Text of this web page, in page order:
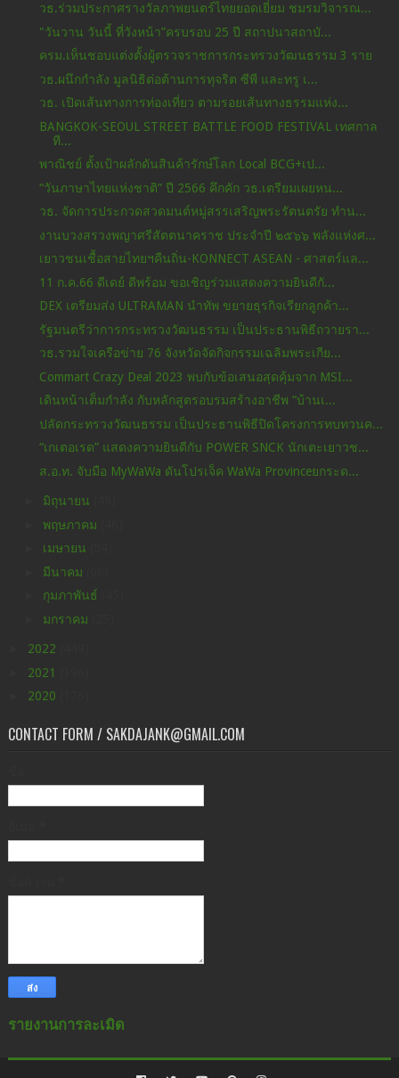
วธ.ร่วมประกาศรางวัลภาพยนตร์ไทยยอดเยี่ยม ชมรมวิจารณ...
"วันวาน วันนี้ ที่วังหน้า”ครบรอบ 25 ปี สถาปนาสถาบั...
ครม.เห็นชอบแต่งตั้งผู้ตรวจราชการกระทรวงวัฒนธรรม 3 ราย
วธ.ผนึกกำลัง มูลนิธิต่อต้านการทุจริต ซีพี และทรู เ...
วธ. เปิดเส้นทางการท่องเที่ยว ตามรอยเส้นทางธรรมแห่ง...
BANGKOK-SEOUL STREET BATTLE FOOD FESTIVAL เทศกาล
ที...
พาณิชย์ ตั้งเป้าผลักดันสินค้ารักษ์โลก Local BCG+เป...
“วันภาษาไทยแห่งชาติ” ปี 2566 คึกคัก วธ.เตรียมเผยหน...
วธ. จัดการประกวดสวดมนต์หมู่สรรเสริญพระรัตนตรัย ทำน...
งานบวงสรวงพญาศรีสัตตนาคราช ประจำปี ๒๕๖๖ พลังแห่งศ...
เยาวชนเชื้อสายไทยฯคืนถิ่น-KONNECT ASEAN - ศาสตร์แล...
11 ก.ค.66 ดีเดย์ ดีพร้อม ขอเชิญร่วมแสดงความยินดีกั...
DEX เตรียมส่ง ULTRAMAN นำทัพ ขยายธุรกิจเรียกลูกค้า...
รัฐมนตรีว่าการกระทรวงวัฒนธรรม เป็นประธานพิธีถวายรา...
วธ.รวมใจเครือข่าย 76 จังหวัดจัดกิจกรรมเฉลิมพระเกีย...
Commart Crazy Deal 2023 พบกับข้อเสนอสุดคุ้มจาก MSI...
เดินหน้าเต็มกำลัง กับหลักสูตรอบรมสร้างอาชีพ “บ้านเ...
ปลัดกระทรวงวัฒนธรรม เป็นประธานพิธีปิดโครงการทบทวนค...
“เกเตอเรด” แสดงความยินดีกับ POWER SNCK นักเตะเยาวช...
ส.อ.ท. จับมือ MyWaWa ดันโปรเจ็ค WaWa Provinceยกระด...
มิถุนายน
พฤษภาคม
เมษายน
มีนาคม
กุมภาพันธ์
มกราคม
2022
2021
2020
CONTACT FORM / SAKDAJANK@GMAIL.COM
รายงานการละเมิด